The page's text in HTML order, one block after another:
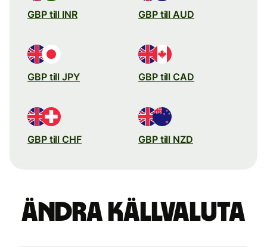
GBP till INR GBP till AUD
GBP till JPY GBP till CAD
GBP till CHF GBP till NZD
Ändra källvaluta